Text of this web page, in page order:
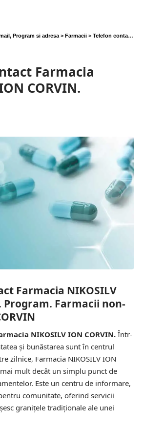
Program si adresa > Farmacii > Telefon contact Farmacia NIKOSILV ION CORVIN. Program
Farmacia
CORVIN.
Farmacia NIKOSILV
Program. Farmacii non-
NIKOSILV ION CORVIN.Într-
și bunăstarea sunt în centrul
zilnice, Farmacia NIKOSILV ION
mult decât un simplu punct de
Este un centru de informare,
comunitate, oferind servicii
granițele tradiționale ale unei